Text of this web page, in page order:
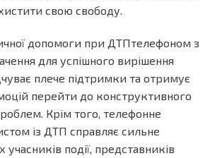
свою свободу.
допомоги при ДТПтелефоном з
для успішного вирішення
плече підтримки та отримує
перейти до конструктивного
Крім того, телефонне
із ДТП справляє сильне
події, представників